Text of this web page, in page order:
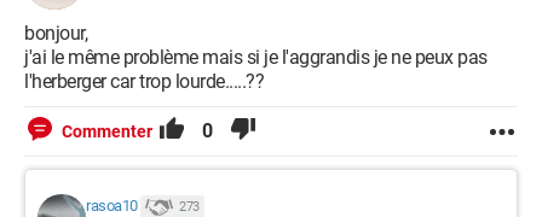
bonjour,
j'ai le même problème mais si je l'aggrandis je ne peux pas
l'herberger car trop lourde.....??
Commenter 0
rasoa10 273